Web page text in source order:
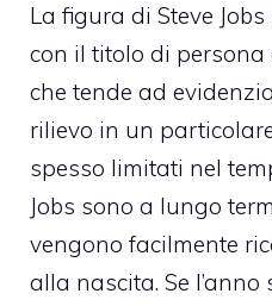
La figura di Steve
con il titolo di persona
che tende ad
rilievo in un
spesso limitati nel
Jobs sono a lungo
vengono facilmente
alla nascita. Se